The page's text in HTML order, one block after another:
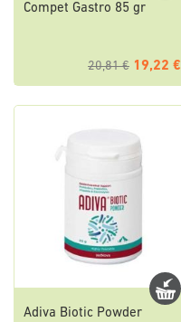
Compet Gastro 85 gr
20,81 € 19,22 €
Adiva Biotic Powder